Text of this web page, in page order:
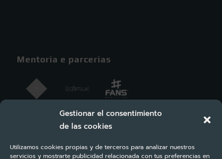
Gestionar el consentimiento
de las cookies
Utilizamos cookies propias y de terceros para analizar nuestros
servicios y mostrarte publicidad relacionada con tus preferencias en
Mentoria e parcerias